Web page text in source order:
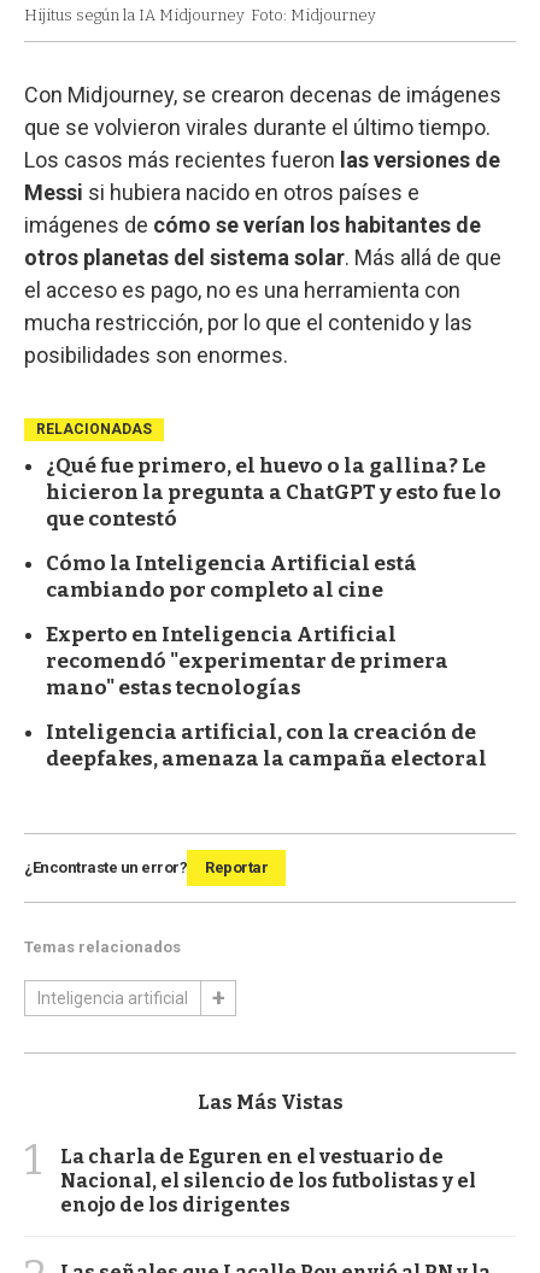
Hijitus según la IA Midjourney Foto: Midjourney
Con Midjourney, se crearon decenas de imágenes
que se volvieron virales durante el último tiempo.
Los casos más recientes fueron las versiones de
Messi si hubiera nacido en otros países e
imágenes de cómo se verían los habitantes de
otros planetas del sistema solar. Más allá de que
el acceso es pago, no es una herramienta con
mucha restricción, por lo que el contenido y las
posibilidades son enormes.
RELACIONADAS
¿Qué fue primero, el huevo o la gallina? Le
hicieron la pregunta a ChatGPT y esto fue lo
que contestó
Cómo la Inteligencia Artificial está
cambiando por completo al cine
Experto en Inteligencia Artificial
recomendó "experimentar de primera
mano" estas tecnologías
Inteligencia artificial, con la creación de
deepfakes, amenaza la campaña electoral
¿Encontraste un error? Reportar
Temas relacionados
Inteligencia artificial
Las Más Vistas
1
La charla de Eguren en el vestuario de
Nacional, el silencio de los futbolistas y el
enojo de los dirigentes